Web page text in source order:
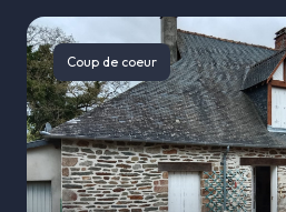
village
Autres
biens
NOTRE
AGENCE
ESTIMATION
ALERTE
E-MAIL
Coup de coeur